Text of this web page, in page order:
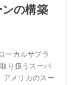
の構築
ーカルサプラ
り扱うスーパ
アメリカのスー